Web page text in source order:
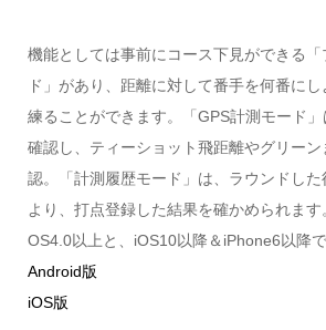
機能としては事前にコース下見ができる
ド」があり、距離に対して番手を何番に
練ることができます。「GPS計測モード
確認し、ティーショット飛距離やグリー
認。「計測履歴モード」は、ラウンドした
より、打点登録した結果を確かめられま
OS4.0以上と、iOS10以降＆iPhone6以降で
Android版
iOS版